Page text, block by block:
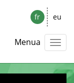
fr eu
Menua